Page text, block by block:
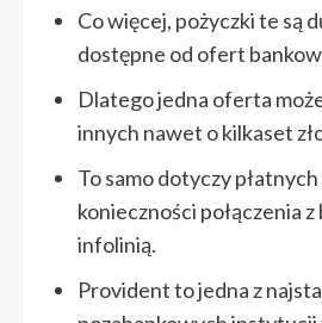
Co więcej, pożyczki te są
dostępne od ofert
Dlatego jedna oferta
innych nawet o kilkaset
To samo dotyczy
konieczności połączenia
infolinią.
Provident to jedna z